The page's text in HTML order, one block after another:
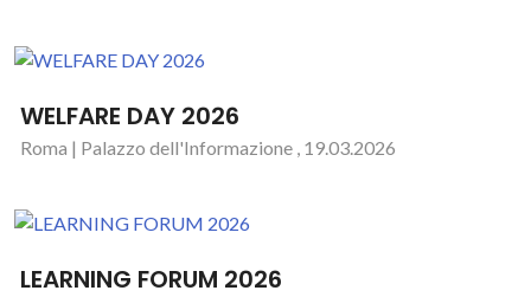
WELFARE DAY 2026
Roma | Palazzo dell'Informazione , 19.03.2026
LEARNING FORUM 2026